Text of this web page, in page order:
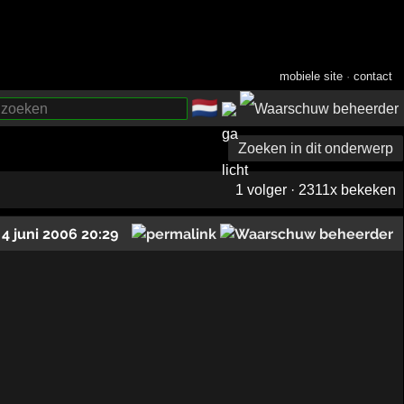
mobiele site ·contact
🇳🇱
Zoeken in dit onderwerp
1 volger · 2311x bekeken
4 juni 2006 20:29